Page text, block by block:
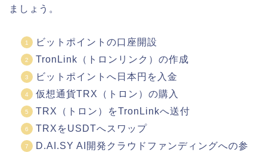
ましょう。
ビットポイントの口座開設
TronLink（トロンリンク）の作成
ビットポイントへ日本円を入金
仮想通貨TRX（トロン）の購入
TRX（トロン）をTronLinkへ送付
TRXをUSDTへスワップ
D.AI.SY AI開発クラウドファンディングへの参